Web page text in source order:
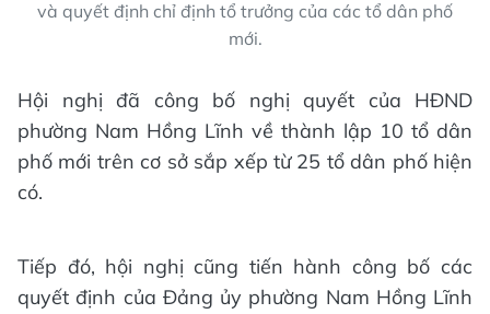
và quyết định chỉ định tổ trưởng của các tổ dân phố
mới.
Hội nghị đã công bố nghị quyết của HĐND
phường Nam Hồng Lĩnh về thành lập 10 tổ dân
phố mới trên cơ sở sắp xếp từ 25 tổ dân phố hiện
có.
Tiếp đó, hội nghị cũng tiến hành công bố các
quyết định của Đảng ủy phường Nam Hồng Lĩnh